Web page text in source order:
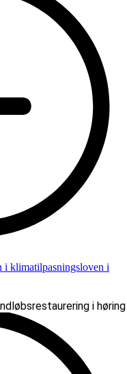
i klimatilpasningsloven i